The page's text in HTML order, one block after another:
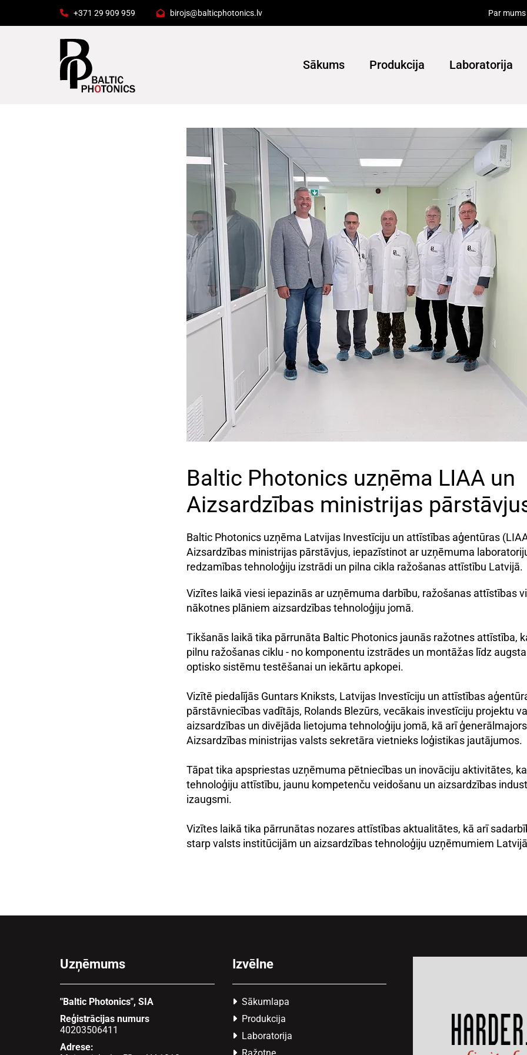
 +371 29 909 959  birojs@balticphotonics.lv Par mums
Sākums Produkcija Laboratorija
Baltic Photonics uzņēma LIAA un
Aizsardzības ministrijas
Baltic Photonics uzņēma Latvijas Investīciju un attīstības aģentūras
Aizsardzības ministrijas pārstāvjus, iepazīstinot ar uzņēmuma
redzamības tehnoloģiju izstrādi un pilna cikla ražošanas attīstību Latvijā.
Vizītes laikā viesi iepazinās ar uzņēmuma darbību, ražošanas attīstības
nākotnes plāniem aizsardzības tehnoloģiju jomā.
Tikšanās laikā tika pārrunāta Baltic Photonics jaunās ražotnes attīstība,
pilnu ražošanas ciklu - no komponentu izstrādes un montāžas līdz
optisko sistēmu testēšanai un iekārtu apkopei.
Vizītē piedalījās Guntars Kniksts, Latvijas Investīciju un attīstības
pārstāvniecības vadītājs, Rolands Blezūrs, vecākais investīciju projektu
aizsardzības un divējāda lietojuma tehnoloģiju jomā, kā arī
Aizsardzības ministrijas valsts sekretāra vietnieks loģistikas jautājumos.
Tāpat tika apspriestas uzņēmuma pētniecības un inovāciju aktivitātes,
tehnoloģiju attīstību, jaunu kompetenču veidošanu un aizsardzības
izaugsmi.
Vizītes laikā tika pārrunātas nozares attīstības aktualitātes, kā arī
starp valsts institūcijām un aizsardzības tehnoloģiju uzņēmumiem
Uzņēmums
"Baltic Photonics", SIA
Reģistrācijas numurs
40203506411
Adrese:
Izvēlne
Sākumlapa
Produkcija
Laboratorija
